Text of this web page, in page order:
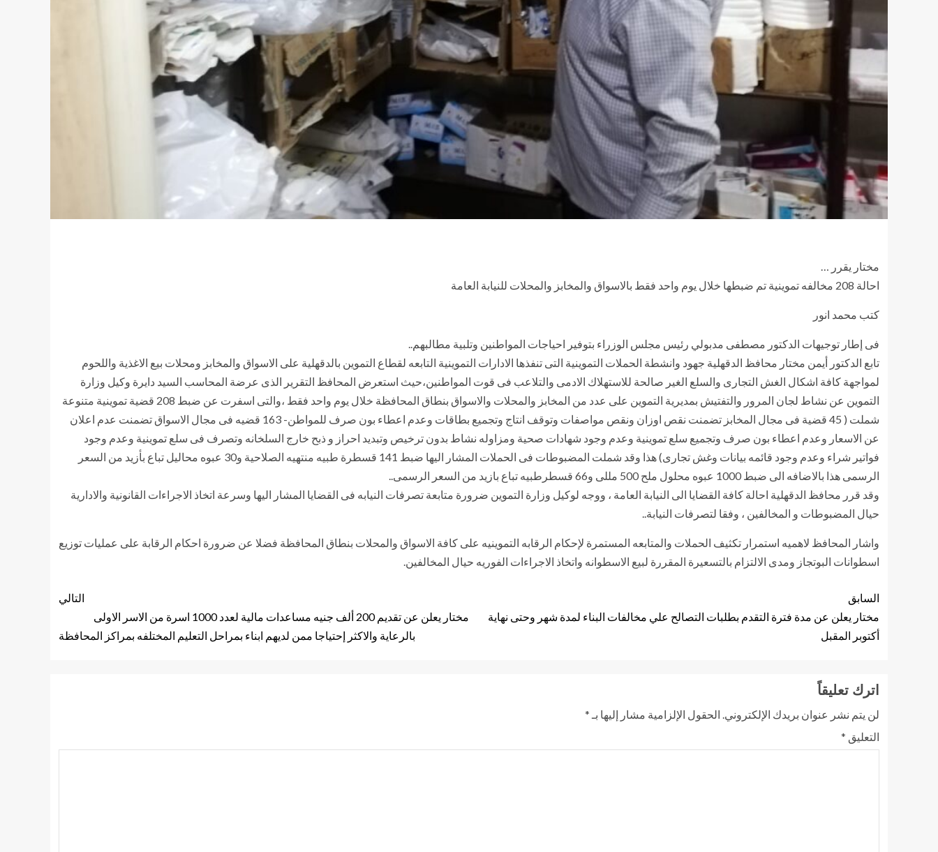
مختار يقرر …
احالة 208 مخالفه تموينية تم ضبطها خلال يوم واحد فقط بالاسواق والمخابز والمحلات للنيابة العامة
كتب محمد انور
فى إطار توجيهات الدكتور مصطفى مدبولي رئيس مجلس الوزراء بتوفير احياجات المواطنين وتلبية مطالبهم..
تابع الدكتور أيمن مختار محافظ الدقهلية جهود وانشطة الحملات التموينية التى تنفذها الادارات التموينية التابعه لقطاع التموين بالدقهلية على الاسواق والمخابز ومحلات بيع الاغذية واللحوم
لمواجهة كافة اشكال الغش التجارى والسلع الغير صالحة للاستهلاك الادمى والتلاعب فى قوت المواطنين،حيث استعرض المحافظ التقرير الذى عرضة المحاسب السيد دايرة وكيل وزارة
التموين عن نشاط لجان المرور والتفتيش بمديرية التموين على عدد من المخابز والمحلات والاسواق بنطاق المحافظة خلال يوم واحد فقط ،والتى اسفرت عن ضبط 208 قضية تموينية متنوعة
شملت ( 45 قضية فى مجال المخابز تضمنت نقص اوزان ونقص مواصفات وتوقف انتاج وتجميع بطاقات وعدم اعطاء بون صرف للمواطن- 163 قضيه فى مجال الاسواق تضمنت عدم اعلان
عن الاسعار وعدم اعطاء بون صرف وتجميع سلع تموينية وعدم وجود شهادات صحية ومزاوله نشاط بدون ترخيص وتبديد احراز و ذبح خارج السلخانه وتصرف فى سلع تموينية وعدم وجود
فواتير شراء وعدم وجود قائمه بيانات وغش تجارى) هذا وقد شملت المضبوطات فى الحملات المشار اليها ضبط 141 قسطرة طبيه منتهيه الصلاحية و30 عبوه محاليل تباع بأزيد من السعر
الرسمى هذا بالاضافه الى ضبط 1000 عبوه محلول ملح 500 مللى و66 قسطرطبيه تباع بازيد من السعر الرسمى..
وقد قرر محافظ الدقهلية احالة كافة القضايا الى النيابة العامة ، ووجه لوكيل وزارة التموين ضرورة متابعة تصرفات النيابه فى القضايا المشار اليها وسرعة اتخاذ الاجراءات القانونية والادارية
حيال المضبوطات و المخالفين ، وفقا لتصرفات النيابة..
واشار المحافظ لاهميه استمرار تكثيف الحملات والمتابعه المستمرة لإحكام الرقابه التموينيه على كافة الاسواق والمحلات بنطاق المحافظة فضلا عن ضرورة احكام الرقابة على عمليات توزيع
اسطوانات البوتجاز ومدى الالتزام بالتسعيرة المقررة لبيع الاسطوانه واتخاذ الاجراءات الفوريه حيال المخالفين.
السابق
مختار يعلن عن مدة فترة التقدم بطلبات التصالح علي مخالفات البناء لمدة شهر وحتى نهاية
أكتوبر المقبل
التالي
مختار يعلن عن تقديم 200 ألف جنيه مساعدات مالية لعدد 1000 اسرة من الاسر الاولى
بالرعاية والاكثر إحتياجا ممن لديهم ابناء بمراحل التعليم المختلفه بمراكز المحافظة
اترك تعليقاً
لن يتم نشر عنوان بريدك الإلكتروني. الحقول الإلزامية مشار إليها بـ *
التعليق *